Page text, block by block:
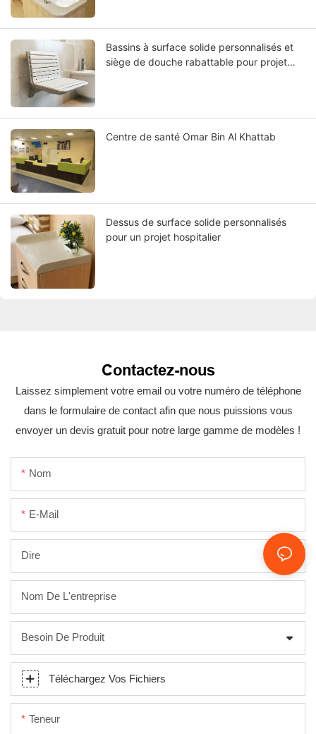
Bassins à surface solide personnalisés et
siège de douche rabattable pour projet
Centre de santé Omar Bin Al Khattab
Dessus de surface solide personnalisés
pour un projet hospitalier
Contactez-nous
Laissez simplement votre email ou votre numéro de téléphone
dans le formulaire de contact afin que nous puissions vous
envoyer un devis gratuit pour notre large gamme de modèles !
Nom
E-Mail
Dire
Nom De L'entreprise
Besoin De Produit
Téléchargez Vos Fichiers
Teneur